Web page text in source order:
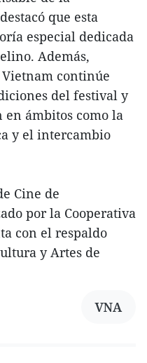
que esta
especial dedicada
Además,
continúe
del festival y
ámbitos como la
y el intercambio
Cine de
por la Cooperativa
con el respaldo
y Artes de
VNA